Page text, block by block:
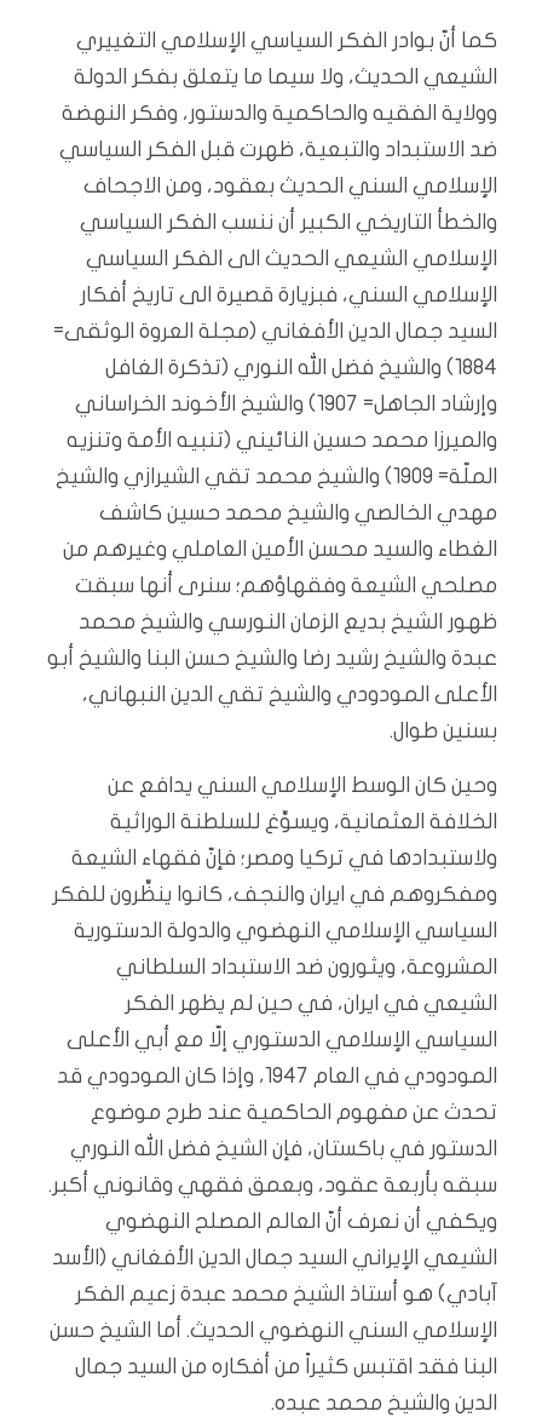
كما أنّ بوادر الفكر السياسي الإسلامي التغييري
الشيعي الحديث، ولا سيما ما يتعلق بفكر الدولة
وولاية الفقيه والحاكمية والدستور، وفكر النهضة
ضد الاستبداد والتبعية، ظهرت قبل الفكر السياسي
الإسلامي السني الحديث بعقود، ومن الاجحاف
والخطأ التاريخي الكبير أن ننسب الفكر السياسي
الإسلامي الشيعي الحديث الى الفكر السياسي
الإسلامي السني، فبزيارة قصيرة الى تاريخ أفكار
السيد جمال الدين الأفغاني (مجلة العروة الوثقى=
1884) والشيخ فضل الله النوري (تذكرة الغافل
وإرشاد الجاهل= 1907) والشيخ الأخوند الخراساني
والميرزا محمد حسين النائيني (تنبيه الأمة وتنزيه
الملّة= 1909) والشيخ محمد تقي الشيرازي والشيخ
مهدي الخالصي والشيخ محمد حسين كاشف
الغطاء والسيد محسن الأمين العاملي وغيرهم من
مصلحي الشيعة وفقهاؤهم؛ سنرى أنها سبقت
ظهور الشيخ بديع الزمان النورسي والشيخ محمد
عبدة والشيخ رشيد رضا والشيخ حسن البنا والشيخ أبو
الأعلى المودودي والشيخ تقي الدين النبهاني،
بسنين طوال.
وحين كان الوسط الإسلامي السني يدافع عن
الخلافة العثمانية، ويسوِّغ للسلطنة الوراثية
ولاستبدادها في تركيا ومصر؛ فإنّ فقهاء الشيعة
ومفكروهم في ايران والنجف، كانوا ينظِّرون للفكر
السياسي الإسلامي النهضوي والدولة الدستورية
المشروعة، ويثورون ضد الاستبداد السلطاني
الشيعي في ايران، في حين لم يظهر الفكر
السياسي الإسلامي الدستوري إلّا مع أبي الأعلى
المودودي في العام 1947، وإذا كان المودودي قد
تحدث عن مفهوم الحاكمية عند طرح موضوع
الدستور في باكستان، فإن الشيخ فضل الله النوري
سبقه بأربعة عقود، وبعمق فقهي وقانوني أكبر.
ويكفي أن نعرف أنّ العالم المصلح النهضوي
الشيعي الإيراني السيد جمال الدين الأفغاني (الأسد
آبادي) هو أستاذ الشيخ محمد عبدة زعيم الفكر
الإسلامي السني النهضوي الحديث. أما الشيخ حسن
البنا فقد اقتبس كثيراً من أفكاره من السيد جمال
الدين والشيخ محمد عبده.